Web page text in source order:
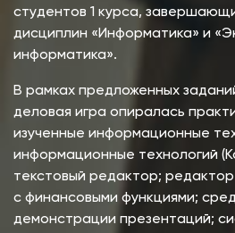
студентов 1 курса,
дисциплин «Информатика» и
информатика».
В рамках предложенных
деловая игра опиралась
изученные информационные
информационные технологий
текстовый редактор;
с финансовыми функциями;
демонстрации презентаций;